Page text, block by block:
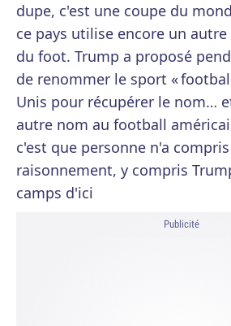
dupe, c'est une coupe du
ce pays utilise encore un
du foot. Trump a proposé
de renommer le sport «
Unis pour récupérer le nom…
autre nom au football
c'est que personne n'a
raisonnement, y compris
camps d'ici
Publicité